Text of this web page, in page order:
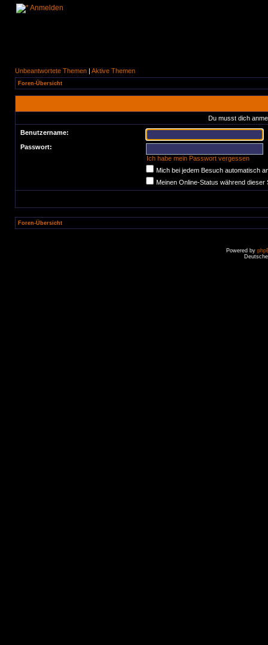
Anmelden
Unbeantwortete Themen | Aktive Themen
Foren-Übersicht
Du musst dich
Benutzername:
Passwort:
Ich habe mein Passwort vergessen
Mich bei jedem Besuch automatisch
Meinen Online-Status während dieser
Foren-Übersicht
Powered by